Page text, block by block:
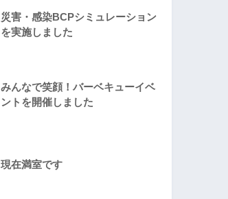
災害・感染BCPシミュレーション
を実施しました
みんなで笑顔！バーベキューイベ
ントを開催しました
現在満室です